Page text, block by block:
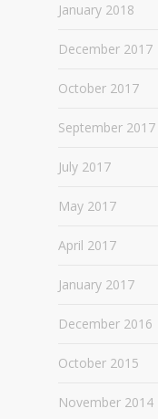
January 2018
December 2017
October 2017
September 2017
July 2017
May 2017
April 2017
January 2017
December 2016
October 2015
November 2014